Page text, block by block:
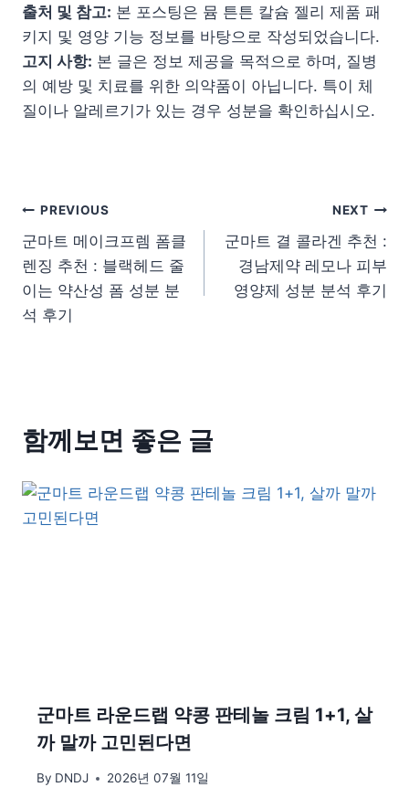
출처 및 참고: 본 포스팅은 뮴 튼튼 칼슘 젤리 제품 패
키지 및 영양 기능 정보를 바탕으로 작성되었습니다.
고지 사항: 본 글은 정보 제공을 목적으로 하며, 질병
의 예방 및 치료를 위한 의약품이 아닙니다. 특이 체
질이나 알레르기가 있는 경우 성분을 확인하십시오.
글 탐색
PREVIOUS
군마트 메이크프렘 폼클
렌징 추천 : 블랙헤드 줄
이는 약산성 폼 성분 분
석 후기
NEXT
군마트 결 콜라겐 추천 :
경남제약 레모나 피부
영양제 성분 분석 후기
함께보면 좋은 글
군마트 라운드랩 약콩 판테놀 크림 1+1, 살
까 말까 고민된다면
By DNDJ 2026년 07월 11일